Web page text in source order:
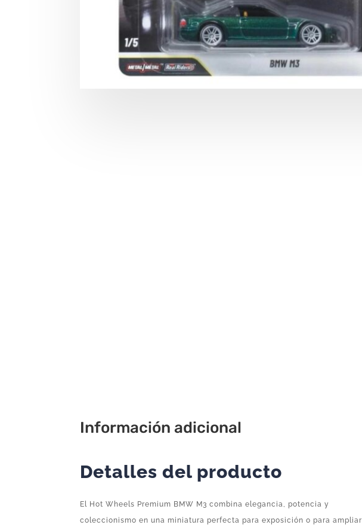
Información adicional
Detalles del producto
El Hot Wheels Premium BMW M3 combina elegancia, potencia y
coleccionismo en una miniatura perfecta para exposición o para ampliar